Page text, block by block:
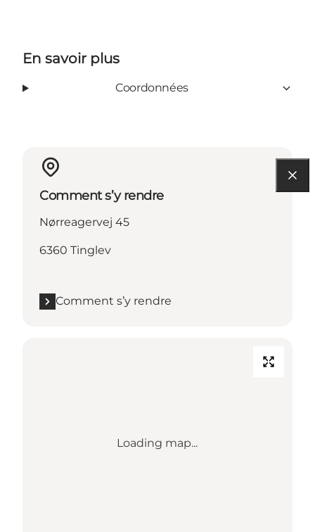
En savoir plus
Coordonnées
Comment s’y rendre
Nørreagervej 45
6360 Tinglev
Comment s’y rendre
Loading map...